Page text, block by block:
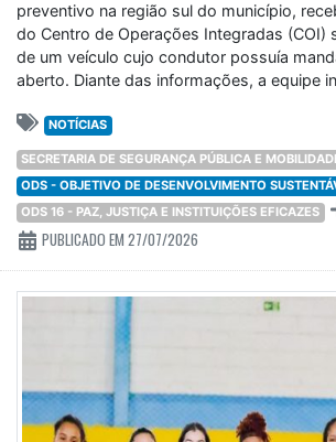
preventivo na região sul do município,
do Centro de Operações Integradas (COI)
de um veículo cujo condutor possuía
aberto. Diante das informações, a equipe
NOTÍCIAS
SECRETARIA DE SEGURANÇA PÚBLICA E
ODS - OBJETIVO DE DESENVOLVIMENTO
ODS 16 - PAZ, JUSTIÇA E INSTITUIÇÕES EFICAZES
PUBLICADO EM 27/07/2026